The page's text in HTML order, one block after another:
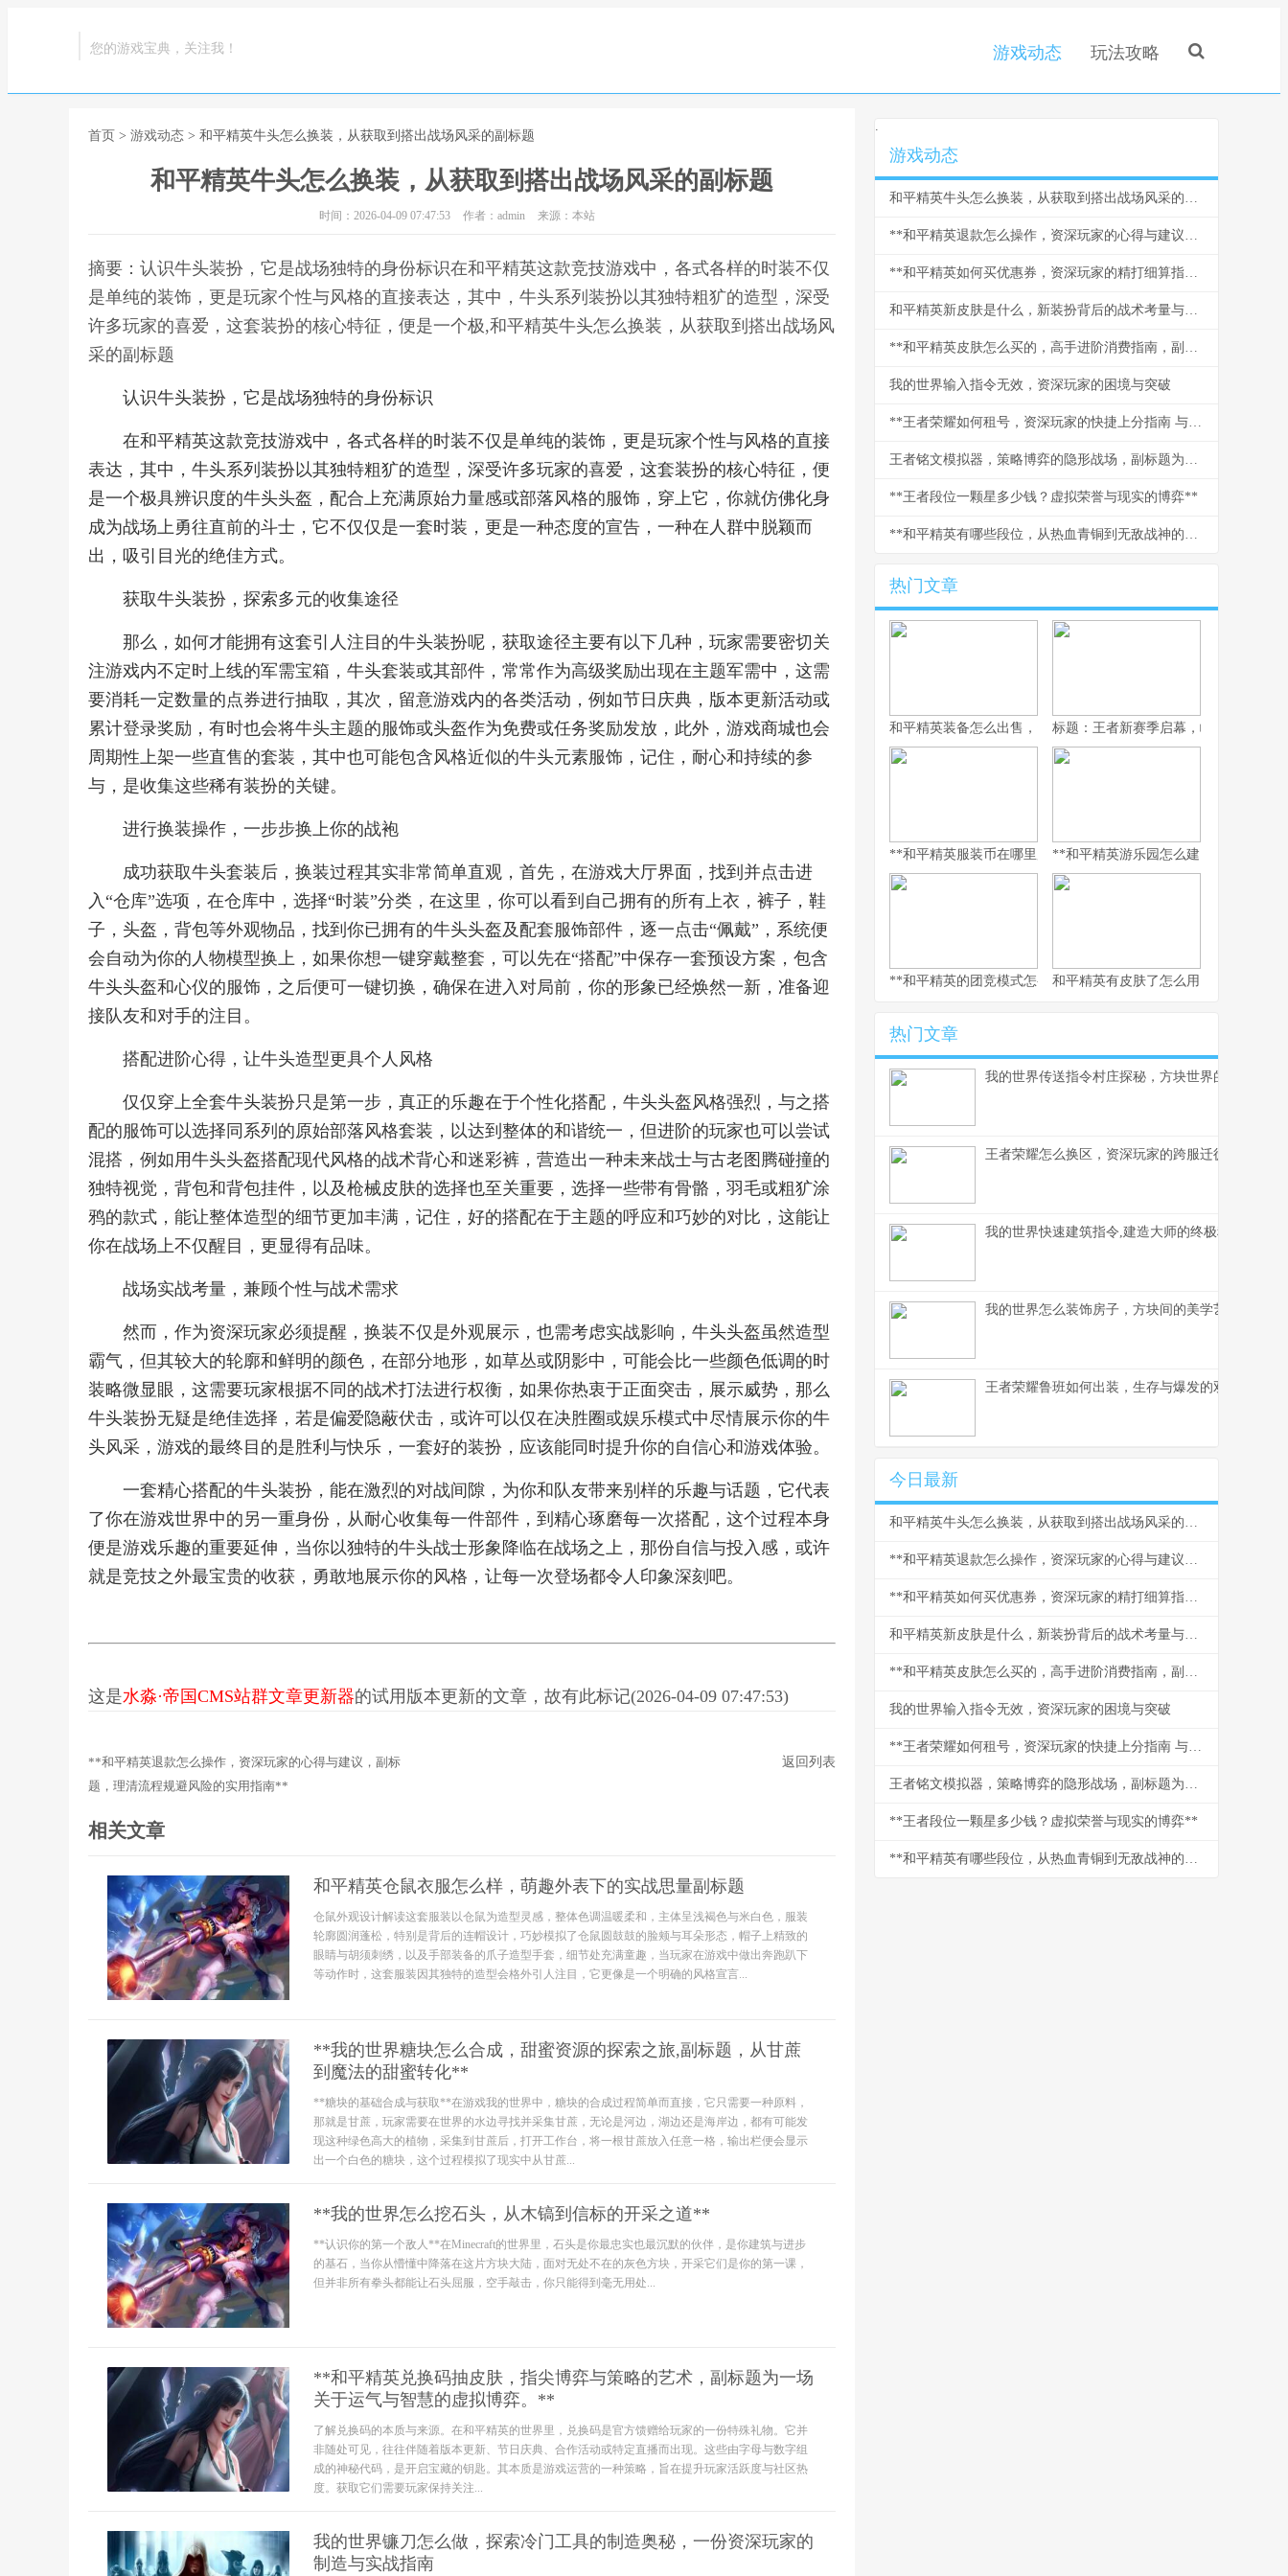
您的游戏宝典，关注我！ 游戏动态 玩法攻略
首页 > 游戏动态 > 和平精英牛头怎么换装，从获取到搭出战场风采的副标题
和平精英牛头怎么换装，从获取到搭出战场风采的副标题
时间：2026-04-09 07:47:53 作者：admin 来源：本站
摘要：认识牛头装扮，它是战场独特的身份标识在和平精英这款竞技游戏中，各式各样的时装不仅
是单纯的装饰，更是玩家个性与风格的直接表达，其中，牛头系列装扮以其独特粗犷的造型，深受
许多玩家的喜爱，这套装扮的核心特征，便是一个极,和平精英牛头怎么换装，从获取到搭出战场风
采的副标题
认识牛头装扮，它是战场独特的身份标识
在和平精英这款竞技游戏中，各式各样的时装不仅是单纯的装饰，更是玩家个性与风格的直接
表达，其中，牛头系列装扮以其独特粗犷的造型，深受许多玩家的喜爱，这套装扮的核心特征，便
是一个极具辨识度的牛头头盔，配合上充满原始力量感或部落风格的服饰，穿上它，你就仿佛化身
成为战场上勇往直前的斗士，它不仅仅是一套时装，更是一种态度的宣告，一种在人群中脱颖而
出，吸引目光的绝佳方式。
获取牛头装扮，探索多元的收集途径
那么，如何才能拥有这套引人注目的牛头装扮呢，获取途径主要有以下几种，玩家需要密切关
注游戏内不定时上线的军需宝箱，牛头套装或其部件，常常作为高级奖励出现在主题军需中，这需
要消耗一定数量的点券进行抽取，其次，留意游戏内的各类活动，例如节日庆典，版本更新活动或
累计登录奖励，有时也会将牛头主题的服饰或头盔作为免费或任务奖励发放，此外，游戏商城也会
周期性上架一些直售的套装，其中也可能包含风格近似的牛头元素服饰，记住，耐心和持续的参
与，是收集这些稀有装扮的关键。
进行换装操作，一步步换上你的战袍
成功获取牛头套装后，换装过程其实非常简单直观，首先，在游戏大厅界面，找到并点击进
入“仓库”选项，在仓库中，选择“时装”分类，在这里，你可以看到自己拥有的所有上衣，裤子，鞋
子，头盔，背包等外观物品，找到你已拥有的牛头头盔及配套服饰部件，逐一点击“佩戴”，系统便
会自动为你的人物模型换上，如果你想一键穿戴整套，可以先在“搭配”中保存一套预设方案，包含
牛头头盔和心仪的服饰，之后便可一键切换，确保在进入对局前，你的形象已经焕然一新，准备迎
接队友和对手的注目。
搭配进阶心得，让牛头造型更具个人风格
仅仅穿上全套牛头装扮只是第一步，真正的乐趣在于个性化搭配，牛头头盔风格强烈，与之搭
配的服饰可以选择同系列的原始部落风格套装，以达到整体的和谐统一，但进阶的玩家也可以尝试
混搭，例如用牛头头盔搭配现代风格的战术背心和迷彩裤，营造出一种未来战士与古老图腾碰撞的
独特视觉，背包和背包挂件，以及枪械皮肤的选择也至关重要，选择一些带有骨骼，羽毛或粗犷涂
鸦的款式，能让整体造型的细节更加丰满，记住，好的搭配在于主题的呼应和巧妙的对比，这能让
你在战场上不仅醒目，更显得有品味。
战场实战考量，兼顾个性与战术需求
然而，作为资深玩家必须提醒，换装不仅是外观展示，也需考虑实战影响，牛头头盔虽然造型
霸气，但其较大的轮廓和鲜明的颜色，在部分地形，如草丛或阴影中，可能会比一些颜色低调的时
装略微显眼，这需要玩家根据不同的战术打法进行权衡，如果你热衷于正面突击，展示威势，那么
牛头装扮无疑是绝佳选择，若是偏爱隐蔽伏击，或许可以仅在决胜圈或娱乐模式中尽情展示你的牛
头风采，游戏的最终目的是胜利与快乐，一套好的装扮，应该能同时提升你的自信心和游戏体验。
一套精心搭配的牛头装扮，能在激烈的对战间隙，为你和队友带来别样的乐趣与话题，它代表
了你在游戏世界中的另一重身份，从耐心收集每一件部件，到精心琢磨每一次搭配，这个过程本身
便是游戏乐趣的重要延伸，当你以独特的牛头战士形象降临在战场之上，那份自信与投入感，或许
就是竞技之外最宝贵的收获，勇敢地展示你的风格，让每一次登场都令人印象深刻吧。
这是水淼·帝国CMS站群文章更新器的试用版本更新的文章，故有此标记(2026-04-09 07:47:53)
**和平精英退款怎么操作，资深玩家的心得与建议，副标
题，理清流程规避风险的实用指南**
返回列表
相关文章
和平精英仓鼠衣服怎么样，萌趣外表下的实战思量副标题
仓鼠外观设计解读这套服装以仓鼠为造型灵感，整体色调温暖柔和，主体呈浅褐色与米白色，服装
轮廓圆润蓬松，特别是背后的连帽设计，巧妙模拟了仓鼠圆鼓鼓的脸颊与耳朵形态，帽子上精致的
眼睛与胡须刺绣，以及手部装备的爪子造型手套，细节处充满童趣，当玩家在游戏中做出奔跑趴下
等动作时，这套服装因其独特的造型会格外引人注目，它更像是一个明确的风格宣言...
**我的世界糖块怎么合成，甜蜜资源的探索之旅,副标题，从甘蔗
到魔法的甜蜜转化**
**糖块的基础合成与获取**在游戏我的世界中，糖块的合成过程简单而直接，它只需要一种原料，
那就是甘蔗，玩家需要在世界的水边寻找并采集甘蔗，无论是河边，湖边还是海岸边，都有可能发
现这种绿色高大的植物，采集到甘蔗后，打开工作台，将一根甘蔗放入任意一格，输出栏便会显示
出一个白色的糖块，这个过程模拟了现实中从甘蔗...
**我的世界怎么挖石头，从木镐到信标的开采之道**
**认识你的第一个敌人**在Minecraft的世界里，石头是你最忠实也最沉默的伙伴，是你建筑与进步
的基石，当你从懵懂中降落在这片方块大陆，面对无处不在的灰色方块，开采它们是你的第一课，
但并非所有拳头都能让石头屈服，空手敲击，你只能得到毫无用处...
**和平精英兑换码抽皮肤，指尖博弈与策略的艺术，副标题为一场
关于运气与智慧的虚拟博弈。**
了解兑换码的本质与来源。在和平精英的世界里，兑换码是官方馈赠给玩家的一份特殊礼物。它并
非随处可见，往往伴随着版本更新、节日庆典、合作活动或特定直播而出现。这些由字母与数字组
成的神秘代码，是开启宝藏的钥匙。其本质是游戏运营的一种策略，旨在提升玩家活跃度与社区热
度。获取它们需要玩家保持关注...
我的世界镰刀怎么做，探索冷门工具的制造奥秘，一份资深玩家的
制造与实战指南
.
游戏动态
和平精英牛头怎么换装，从获取到搭出战场风采的副标题
**和平精英退款怎么操作，资深玩家的心得与建议，副标题，理清流程规避风险的实用指南**
**和平精英如何买优惠券，资深玩家的精打细算指南，副标题：精打细算畅游精英战场**
和平精英新皮肤是什么，新装扮背后的战术考量与审美变迁
**和平精英皮肤怎么买的，高手进阶消费指南，副标题，理性收藏与实战美学平衡之道**
我的世界输入指令无效，资深玩家的困境与突破
**王者荣耀如何租号，资深玩家的快捷上分指南 与风险应对策略副标题**
王者铭文模拟器，策略博弈的隐形战场，副标题为指尖微调决胜千里之外
**王者段位一颗星多少钱？虚拟荣誉与现实的博弈**
**和平精英有哪些段位，从热血青铜到无敌战神的攀登之路**
热门文章
和平精英装备怎么出售，资深玩家的交易谋略副标题，虚拟战场的
标题：王者新赛季启幕，峡谷变革与玩
**和平精英服装币在哪里用，老兵的时尚购物指南，副标题，揭秘
**和平精英游乐园怎么建：从虚拟战场
**和平精英的团竞模式怎么换枪，副标题为短兵相接的武器博弈智
和平精英有皮肤了怎么用，从仓库到战
热门文章
我的世界传送指令村庄探秘，方块世界的瞬间移
王者荣耀怎么换区，资深玩家的跨服迁徙指南，副
我的世界快速建筑指令,建造大师的终极秘诀,副标
我的世界怎么装饰房子，方块间的美学艺术
王者荣耀鲁班如何出装，生存与爆发的双重艺术，
今日最新
和平精英牛头怎么换装，从获取到搭出战场风采的副标题
**和平精英退款怎么操作，资深玩家的心得与建议，副标题，理清流程规避风险的实用指南**
**和平精英如何买优惠券，资深玩家的精打细算指南，副标题：精打细算畅游精英战场**
和平精英新皮肤是什么，新装扮背后的战术考量与审美变迁
**和平精英皮肤怎么买的，高手进阶消费指南，副标题，理性收藏与实战美学平衡之道**
我的世界输入指令无效，资深玩家的困境与突破
**王者荣耀如何租号，资深玩家的快捷上分指南 与风险应对策略副标题**
王者铭文模拟器，策略博弈的隐形战场，副标题为指尖微调决胜千里之外
**王者段位一颗星多少钱？虚拟荣誉与现实的博弈**
**和平精英有哪些段位，从热血青铜到无敌战神的攀登之路**